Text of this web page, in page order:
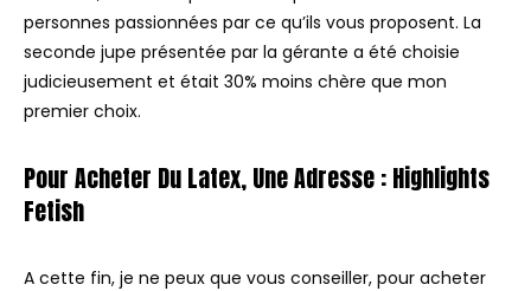
personnes passionnées par ce qu’ils vous proposent. La
seconde jupe présentée par la gérante a été choisie
judicieusement et était 30% moins chère que mon
premier choix.
Pour Acheter Du Latex, Une Adresse : Highlights
Fetish
A cette fin, je ne peux que vous conseiller, pour acheter